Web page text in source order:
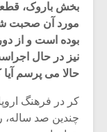
بخش باروک،
مورد آن صحبت
بوده است و از
نیز در حال
حالا می پرسم آیا
کر در فرهنگ
چندین صد ساله،